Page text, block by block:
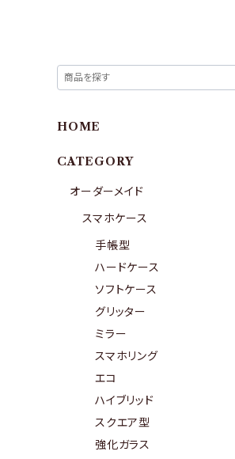
HOME
CATEGORY
オーダーメイド
スマホケース
手帳型
ハードケース
ソフトケース
グリッター
ミラー
スマホリング
エコ
ハイブリッド
スクエア型
強化ガラス